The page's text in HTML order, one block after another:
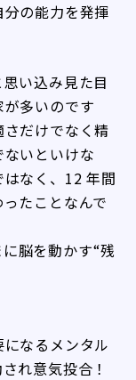
の能力を発揮
い込み見た目
多いのです
だけでなく精
いといけな
なく、12 年間
たことなんで
脳を動かす“残
になるメンタル
れ意気投合！